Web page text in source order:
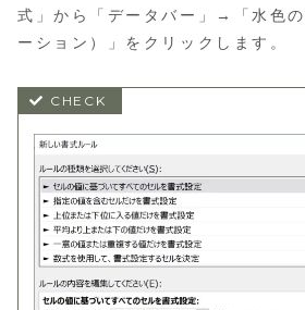
式」から「データバー」→「水色
ーション）」をクリックします。